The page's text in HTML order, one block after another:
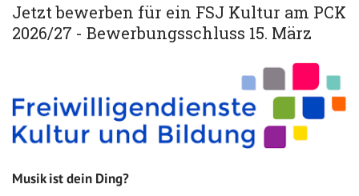
Jetzt bewerben für ein FSJ Kultur am PCK
2026/27 - Bewerbungsschluss 15. März
Musik ist dein Ding?